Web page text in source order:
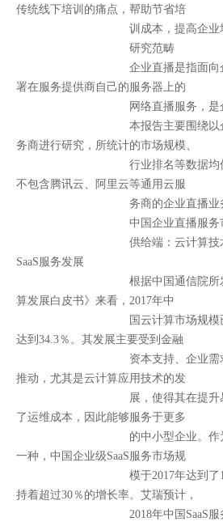
传统线下培训的痛点，帮助节省培
训成本，提高企业培训
研究范畴
企业直播是指面向企业商
署在服务提供商自己的服务器上的
网络直播服务，是企业级
本报告主要围绕以企业直
务商进行研究，所统计的市场规模
行业排名等数据均仅指代
不包含腾讯云、阿里云等通用云服
务商的企业直播业务收
中国企业直播服务市场
供给端： 云计算技
SaaS服务发展
根据中国通信院所发布的
算发展白皮书》来看，2017年中
国云计算市场规模已突破
达到34.3％。其发展主要受到金融
资本支持、企业需求增加
推动，尤其是云计算应用技术的发
展，使得其在提升易用性
了运维成本，因此能够服务于更多
的中小型企业。作为云计
一种，中国企业级SaaS服务市场规
模于2017年达到了104.5亿
持着超过30％的增长率。 艾瑞预计，
2018年中国SaaS服务仍将